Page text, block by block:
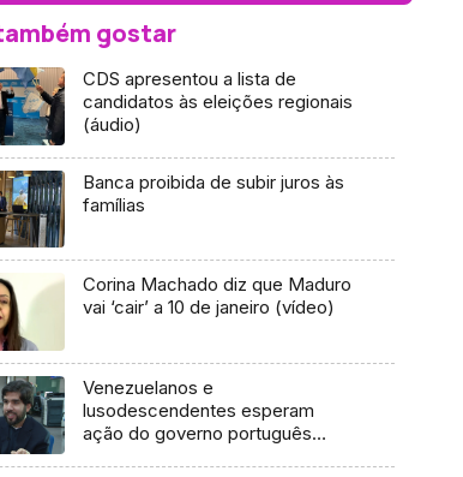
gostar
CDS apresentou a lista de
candidatos às eleições regionais
(áudio)
Banca proibida de subir juros às
famílias
Corina Machado diz que Maduro
vai ‘cair’ a 10 de janeiro (vídeo)
Venezuelanos e
lusodescendentes esperam
ação do governo português